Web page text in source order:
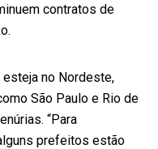
contratos de
no Nordeste,
São Paulo e Rio de
“Para
prefeitos estão